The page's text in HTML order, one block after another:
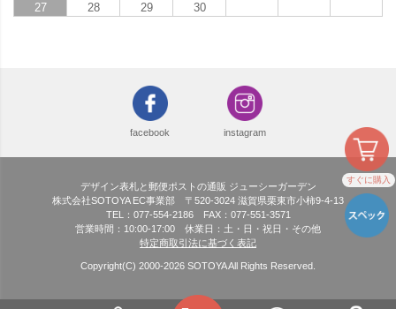
すぐに購入
27
28 29 30
facebook instagram
デザイン表札と郵便ポストの通販 ジューシーガーデン
株式会社SOTOYA EC事業部 〒520-3024 滋賀県栗東市小柿9-4-13
TEL：077-554-2186 FAX：077-551-3571
営業時間：10:00-17:00 休業日：土・日・祝日・その他
特定商取引法に基づく表記
Copyright(C) 2000-2026 SOTOYA All Rights Reserved.